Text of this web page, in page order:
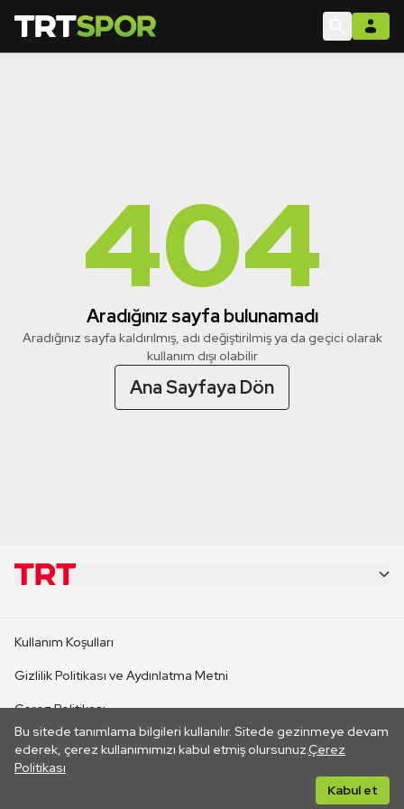
404
Aradığınız sayfa bulunamadı
Aradığınız sayfa kaldırılmış, adı değiştirilmiş ya da geçici olarak
kullanım dışı olabilir
Ana Sayfaya Dön
Bu sitede tanımlama bilgileri kullanılır. Sitede gezinmeye devam
ederek, çerez kullanımımızı kabul etmiş olursunuz.Çerez
Politikası
Kabul et
CANLI YAYINLAR
Kullanım Koşulları
Gizlilik Politikası ve Aydınlatma Metni
Çerez Politikası
İletişim
Her hakkı saklıdır. ©2026 TRT. Bağlantı yoluyla gidilen dış